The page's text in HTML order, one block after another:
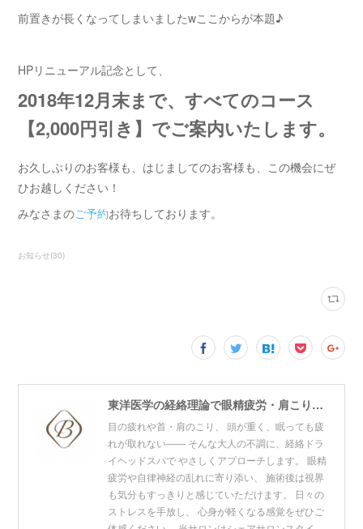
前置きが長くなってしまいましたwここからが本題♪
HPリニューアル記念として、
2018年12月末まで、すべてのコース
【2,000円引き】でご案内いたします。
お久しぶりのお客様も、はじましてのお客様も、この機会にぜ
ひお越しください！
みなさまのご予約お待ちしております。
お知らせ(30)
東洋医学の経絡理論で眼精疲労・肩こり・リフトアップをケア。青山・赤坂・東神田の3拠点展開プライベートサロン。寝ても取れない疲れ・頭の重だるさにお悩みの方はご相談ください。
目の疲れや首・肩のこり、 頭が重く、眠っても疲
れが取れない―― そんな大人の不調に、経絡ドラ
イヘッドスパで やさしくアプローチします。 眼精
疲労や自律神経の乱れに寄り添い、 施術後は視界
も気分もすっきりと感じていただけます。 日々の
ストレスを手放し、 心身が軽くなる感覚をぜひご